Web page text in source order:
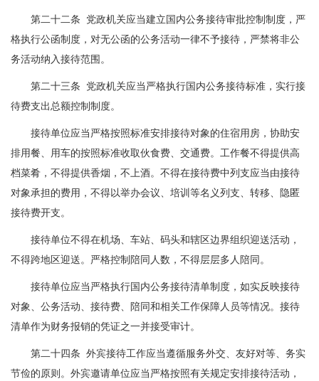
第二十二条 党政机关应当建立国内公务接待审批控制制度，严
格执行公函制度，对无公函的公务活动一律不予接待，严禁将非公
务活动纳入接待范围。
第二十三条 党政机关应当严格执行国内公务接待标准，实行接
待费支出总额控制制度。
接待单位应当严格按照标准安排接待对象的住宿用房，协助安
排用餐、用车的按照标准收取伙食费、交通费。工作餐不得提供高
档菜肴，不得提供香烟，不上酒。不得在接待费中列支应当由接待
对象承担的费用，不得以举办会议、培训等名义列支、转移、隐匿
接待费开支。
接待单位不得在机场、车站、码头和辖区边界组织迎送活动，
不得跨地区迎送。严格控制陪同人数，不得层层多人陪同。
接待单位应当严格执行国内公务接待清单制度，如实反映接待
对象、公务活动、接待费、陪同和相关工作保障人员等情况。接待
清单作为财务报销的凭证之一并接受审计。
第二十四条 外宾接待工作应当遵循服务外交、友好对等、务实
节俭的原则。外宾邀请单位应当严格按照有关规定安排接待活动，